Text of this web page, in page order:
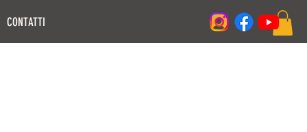
CONTATTI Accedi